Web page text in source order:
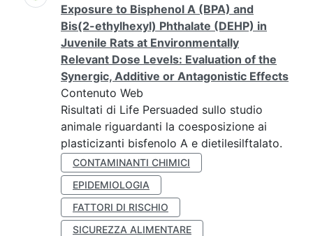
Exposure to Bisphenol A (BPA) and
Bis(2-ethylhexyl) Phthalate (DEHP) in
Juvenile Rats at Environmentally
Relevant Dose Levels: Evaluation of the
Synergic, Additive or Antagonistic Effects
Contenuto Web
Risultati di Life Persuaded sullo studio
animale riguardanti la coesposizione ai
plasticizanti bisfenolo A e dietilesilftalato.
CONTAMINANTI CHIMICI
EPIDEMIOLOGIA
FATTORI DI RISCHIO
SICUREZZA ALIMENTARE